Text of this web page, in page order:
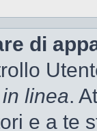
di
linea.
e a te